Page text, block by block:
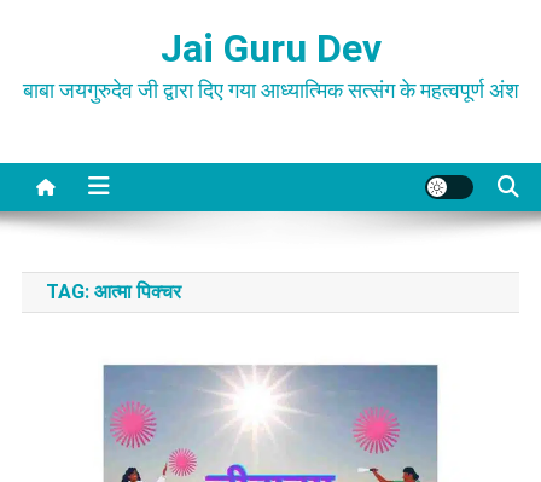
content
Jai Guru Dev
बाबा जयगुरुदेव जी द्वारा दिए गया आध्यात्मिक सत्संग के महत्वपूर्ण अंश
TAG: आत्मा पिक्चर